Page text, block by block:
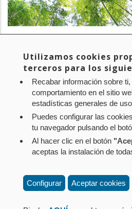
Navarra
EMPRESA:CPEN
SECTOR:Medio ambiente
Aviso legal Política de privacidad
Contacto: Paseo de Sarasate nº
Pamplona (Navarra) Tel.: 848 42
Utilizamos cookies
terceros para los
Recabar información sobre
comportamiento en el sitio
estadísticas generales de
Puedes configurar las
tu navegador pulsando el
Al hacer clic en el botón
aceptas la instalación de
Configurar Aceptar cookies